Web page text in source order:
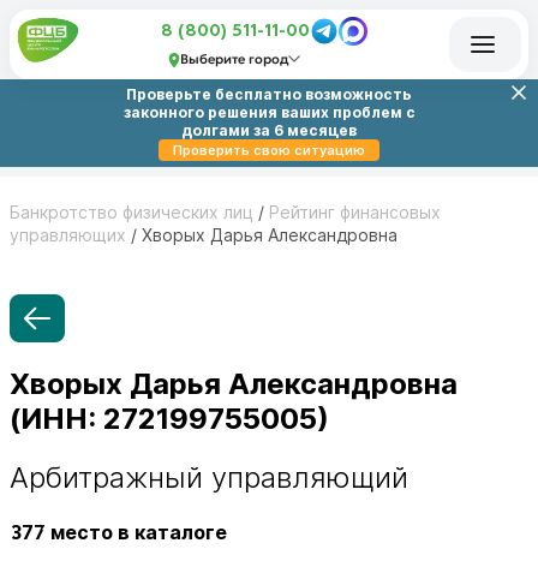
8 (800) 511-11-00
Выберите город
Проверьте бесплатно возможность
законного решения ваших проблем с
долгами за 6 месяцев
Проверить свою ситуацию
Банкротство физических лиц / Рейтинг финансовых
управляющих / Хворых Дарья Александровна
Хворых Дарья Александровна
(ИНН: 272199755005)
Арбитражный управляющий
377 место в каталоге